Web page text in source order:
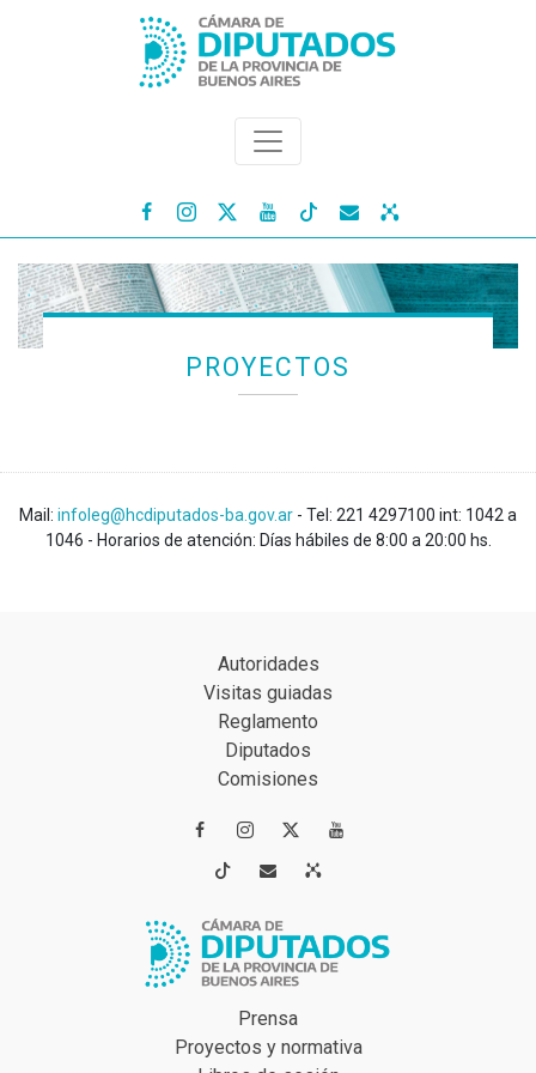
   
PROYECTOS
Mail: infoleg@hcdiputados-ba.gov.ar - Tel: 221 4297100 int: 1042 a
1046 - Horarios de atención: Días hábiles de 8:00 a 20:00 hs.
Autoridades
Visitas guiadas
Reglamento
Diputados
Comisiones
 
 
Prensa
Proyectos y normativa